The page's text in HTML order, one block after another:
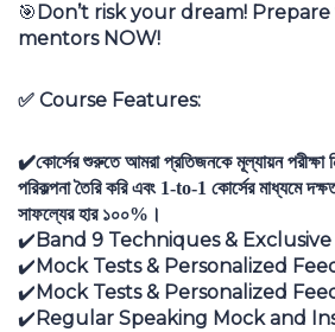
🎯 Don’t risk your dream!
mentors NOW!
✅ Course Features:
✔️কোর্সের শুরুতে আমরা প্রতিজনকে মূল্যায়ন পরীক্ষা
পরিকল্পনা তৈরি করি এবং 1-to-1 কোর্সের মাধ্যমে
সাফল্যের হার ১০০%।
✔️Band 9 Techniques &
✔️Mock Tests & Personalized
✔️Mock Tests & Personalized
✔️Regular Speaking Mock and